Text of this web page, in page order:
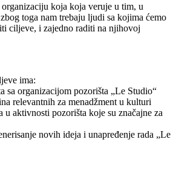
koja koja veruje u tim, u
toga nam trebaju ljudi sa kojima ćemo
ciljeve, i zajedno raditi na njihovoj
ima:
sa organizacijom pozorišta „Le Studio“
relevantnih za menadžment u kulturi
u aktivnosti pozorišta koje su značajne za
novih ideja i unapređenje rada „Le